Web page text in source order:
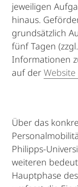
jeweiligen
hinaus.
grundsätzlich
fünf Tagen
Informationen
auf der
Über das
Philipps-
weiteren
Hauptphase